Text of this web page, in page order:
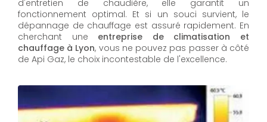
d'entretien de chaudière, elle garantit un
fonctionnement optimal. Et si un souci survient, le
dépannage de chauffage est assuré rapidement. En
cherchant une entreprise de climatisation et
chauffage à Lyon, vous ne pouvez pas passer à côté
de Api Gaz, le choix incontestable de l'excellence.